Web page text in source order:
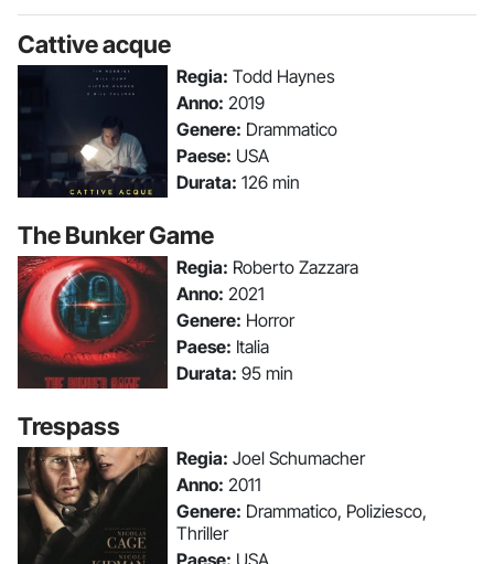
Cattive acque
Regia: Todd Haynes
Anno: 2019
Genere: Drammatico
Paese: USA
Durata: 126 min
The Bunker Game
Regia: Roberto Zazzara
Anno: 2021
Genere: Horror
Paese: Italia
Durata: 95 min
Trespass
Regia: Joel Schumacher
Anno: 2011
Genere: Drammatico, Poliziesco,
Thriller
Paese: USA